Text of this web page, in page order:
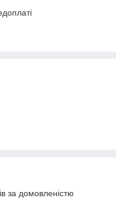
за домовленістю